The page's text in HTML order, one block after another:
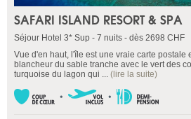
SAFARI ISLAND RESORT & SPA
Séjour Hotel 3* Sup - 7 nuits - dès 2698 CHF
Vue d'en haut, l'île est une vraie carte postale
blancheur du sable tranche avec le vert des
turquoise du lagon qui ... (lire la suite)